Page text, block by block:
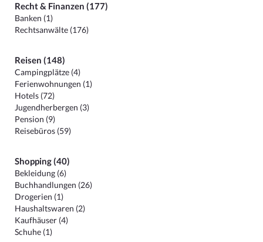
Recht & Finanzen (177)
Banken (1)
Rechtsanwälte (176)
Reisen (148)
Campingplätze (4)
Ferienwohnungen (1)
Hotels (72)
Jugendherbergen (3)
Pension (9)
Reisebüros (59)
Shopping (40)
Bekleidung (6)
Buchhandlungen (26)
Drogerien (1)
Haushaltswaren (2)
Kaufhäuser (4)
Schuhe (1)